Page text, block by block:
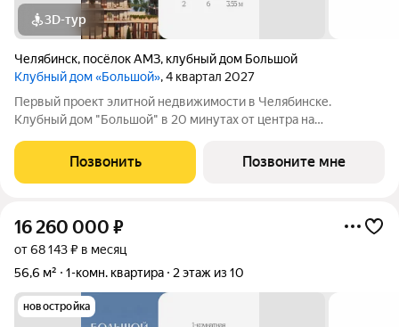
3D-тур
Челябинск, посёлок АМЗ, клубный дом Большой
Клубный дом «Большой», 4 квартал 2027
Первый проект элитной недвижимости в Челябинске.
Клубный дом "Большой" в 20 минутах от центра на
это единственное место в городе, где открывается
потрясающий вид на Шершнёвское водохранилище.
Позвонить Позвоните мне
16 260 000 ₽
от 68 143 ₽ в месяц
56,6 м²
1-комн. квартира 2 этаж из 10
новостройка